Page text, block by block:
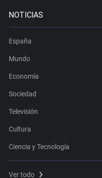
NOTICIAS
España
Mundo
Economía
Sociedad
Televisión
Cultura
Ciencia y Tecnología
Ver todo